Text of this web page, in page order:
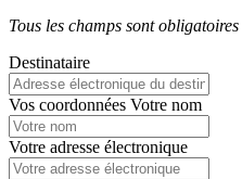
Tous les champs sont obligatoires
Destinataire
Vos coordonnées Votre nom
Votre adresse électronique